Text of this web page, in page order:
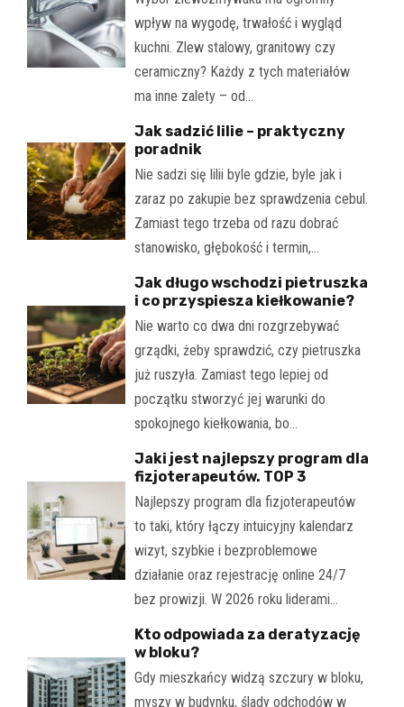
wpływ na wygodę, trwałość i wygląd
kuchni. Zlew stalowy, granitowy czy
ceramiczny? Każdy z tych materiałów
ma inne zalety – od…
Jak sadzić lilie – praktyczny
poradnik
Nie sadzi się lilii byle gdzie, byle jak i
zaraz po zakupie bez sprawdzenia cebul.
Zamiast tego trzeba od razu dobrać
stanowisko, głębokość i termin,…
Jak długo wschodzi pietruszka
i co przyspiesza kiełkowanie?
Nie warto co dwa dni rozgrzebywać
grządki, żeby sprawdzić, czy pietruszka
już ruszyła. Zamiast tego lepiej od
początku stworzyć jej warunki do
spokojnego kiełkowania, bo…
Jaki jest najlepszy program dla
fizjoterapeutów. TOP 3
Najlepszy program dla fizjoterapeutów
to taki, który łączy intuicyjny kalendarz
wizyt, szybkie i bezproblemowe
działanie oraz rejestrację online 24/7
bez prowizji. W 2026 roku liderami…
Kto odpowiada za deratyzację
w bloku?
Gdy mieszkańcy widzą szczury w bloku,
myszy w budynku, ślady odchodów w